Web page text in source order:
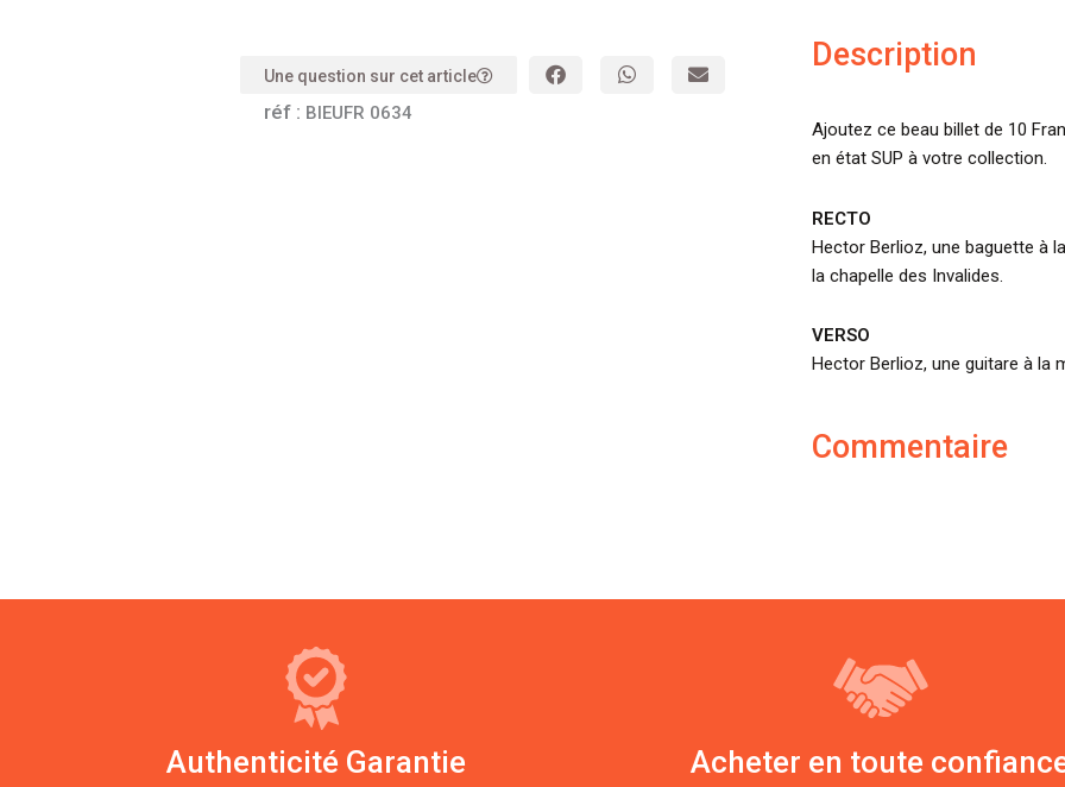
Une question sur cet article
réf : BIEUFR 0634
Description
Ajoutez ce beau billet de 10
en état SUP à votre collection.
RECTO
Hector Berlioz, une baguette à
la chapelle des Invalides.
VERSO
Hector Berlioz, une guitare à la
Commentaire
Authenticité Garantie Acheter en toute